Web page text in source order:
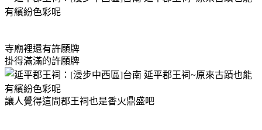
寺廟裡還有許願牌
掛得滿滿的許願牌
讓人覺得這間郡王祠也是香火鼎盛吧